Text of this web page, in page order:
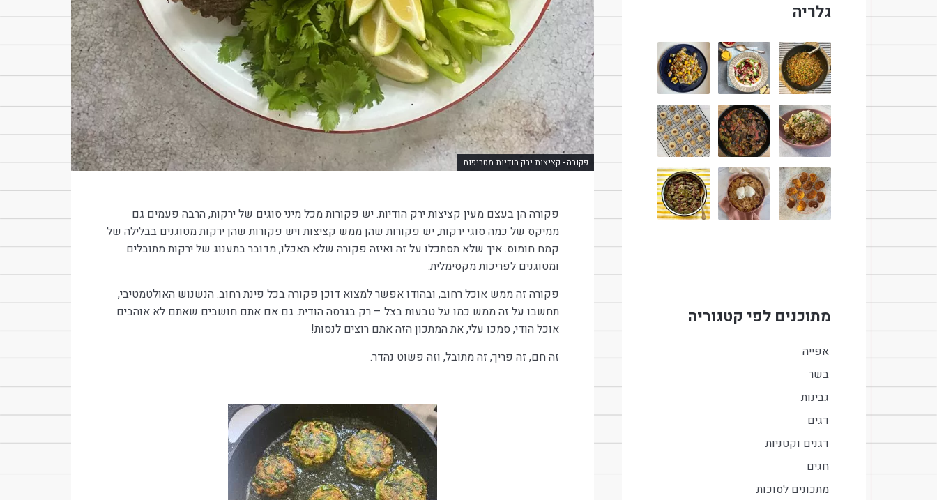
פקורה - קציצות ירק הודיות מטריפות
פקורה הן בעצם מעין קציצות ירק הודיות. יש פקורות מכל מיני סוגים של ירקות, הרבה פעמים גם
ממיקס של כמה סוגי ירקות, יש פקורות שהן ממש קציצות ויש פקורות שהן ירקות מטוגנים בבלילה של
קמח חומוס. איך שלא תסתכלו על זה ואיזה פקורה שלא תאכלו, מדובר בתענוג של ירקות מתובלים
ומטוגנים לפריכות מקסימלית.
פקורה זה ממש אוכל רחוב, ובהודו אפשר למצוא דוכן פקורה בכל פינת רחוב. הנשנוש האולטמטיבי,
תחשבו על זה ממש כמו על טבעות בצל – רק בגרסה הודית. גם אם אתם חושבים שאתם לא אוהבים
אוכל הודי, סמכו עלי, את המתכון הזה אתם רוצים לנסות!
זה חם, זה פריך, זה מתובל, וזה פשוט נהדר.
גלריה
מתוכנים לפי קטגוריה
אפייה
בשר
גבינות
דגים
דגנים וקטניות
חגים
מתכונים לסוכות